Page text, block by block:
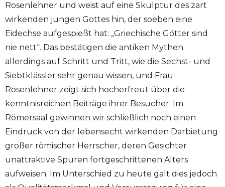
Rosenlehner und weist auf eine Skulptur des zart
wirkenden jungen Gottes hin, der soeben eine
Eidechse aufgespießt hat: „Griechische Götter sind
nie nett“. Das bestätigen die antiken Mythen
allerdings auf Schritt und Tritt, wie die Sechst- und
Siebtklässler sehr genau wissen, und Frau
Rosenlehner zeigt sich hocherfreut über die
kenntnisreichen Beiträge ihrer Besucher. Im
Römersaal gewinnen wir schließlich noch einen
Eindruck von der lebensecht wirkenden Darbietung
großer römischer Herrscher, deren Gesichter
unattraktive Spuren fortgeschrittenen Alters
aufweisen. Im Unterschied zu heute galt dies jedoch